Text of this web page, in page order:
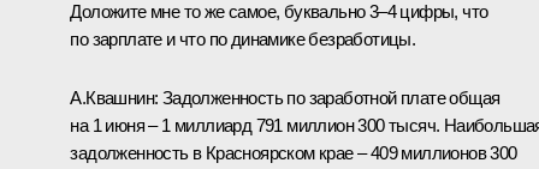
Доложите мне то же самое, буквально 3–4 цифры, что
по зарплате и что по динамике безработицы.
А.Квашнин: Задолженность по заработной плате общая
на 1 июня – 1 миллиард 791 миллион 300 тысяч.
задолженность в Красноярском крае – 409 миллионов 300